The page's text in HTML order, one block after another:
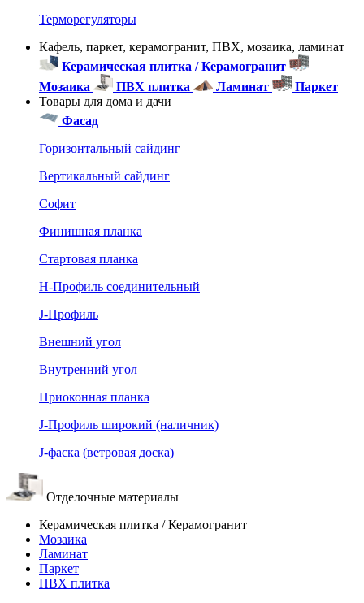
Терморегуляторы
Кафель, паркет, керамогранит, ПВХ, мозаика, ламинат
Керамическая плитка / Керамогранит
Мозаика
ПВХ плитка Ламинат
Паркет
Товары для дома и дачи
Фасад
Горизонтальный сайдинг
Вертикальный сайдинг
Софит
Финишная планка
Стартовая планка
Н-Профиль соединительный
J-Профиль
Внешний угол
Внутренний угол
Приоконная планка
J-Профиль широкий (наличник)
J-фаска (ветровая доска)
Отделочные материалы
Керамическая плитка / Керамогранит
Мозаика
Ламинат
Паркет
ПВХ плитка